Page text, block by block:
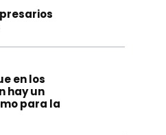
en los
hay un
para la